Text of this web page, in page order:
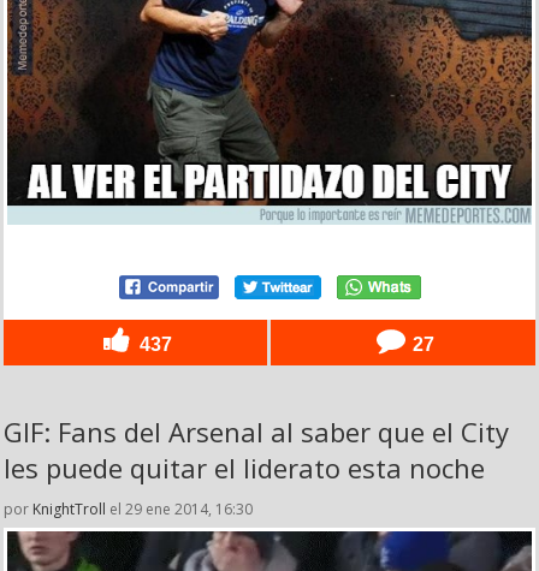
437 27
GIF: Fans del Arsenal al saber que el City
les puede quitar el liderato esta noche
por KnightTroll el 29 ene 2014, 16:30